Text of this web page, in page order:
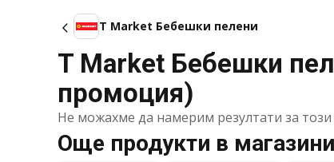
T Market Бебешки пелени
T Market Бебешки
промоция)
Не можахме да намерим резултати за
Още продукти в